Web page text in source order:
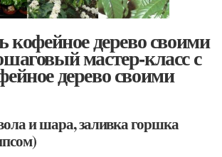
кофейное дерево своими
мастер-класс с
дерево своими
и шара, заливка горшка